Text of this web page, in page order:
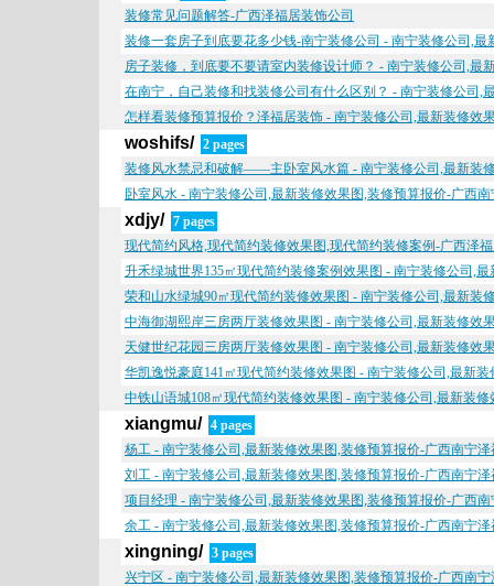
装修常见问题解答-广西泽福居装饰公司
装修一套房子到底要花多少钱-南宁装修公司 - 南宁装修公司,
房子装修，到底要不要请室内装修设计师？ - 南宁装修公司,最
在南宁，自己装修和找装修公司有什么区别？ - 南宁装修公司,
怎样看装修预算报价？泽福居装饰 - 南宁装修公司,最新装修效
woshifs/ 2 pages
装修风水禁忌和破解——主卧室风水篇 - 南宁装修公司,最新装
卧室风水 - 南宁装修公司,最新装修效果图,装修预算报价-广西
xdjy/ 7 pages
现代简约风格,现代简约装修效果图,现代简约装修案例-广西泽
升禾绿城世界135㎡现代简约装修案例效果图 - 南宁装修公司,
荣和山水绿城90㎡现代简约装修效果图 - 南宁装修公司,最新装
中海御湖熙岸三房两厅装修效果图 - 南宁装修公司,最新装修效
天健世纪花园三房两厅装修效果图 - 南宁装修公司,最新装修效
华凯逸悦豪庭141㎡现代简约装修效果图 - 南宁装修公司,最新
中铁山语城108㎡现代简约装修效果图 - 南宁装修公司,最新装
xiangmu/ 4 pages
杨工 - 南宁装修公司,最新装修效果图,装修预算报价-广西南宁
刘工 - 南宁装修公司,最新装修效果图,装修预算报价-广西南宁
项目经理 - 南宁装修公司,最新装修效果图,装修预算报价-广西
余工 - 南宁装修公司,最新装修效果图,装修预算报价-广西南宁
xingning/ 3 pages
兴宁区 - 南宁装修公司,最新装修效果图,装修预算报价-广西南